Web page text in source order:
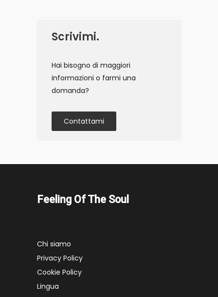
Scrivimi.
Hai bisogno di maggiori
informazioni o farmi una
domanda?
Contattami
Feeling Of The Soul
Chi siamo
Privacy Policy
Cookie Policy
Lingua